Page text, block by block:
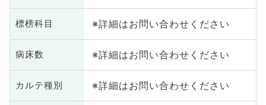
標榜科目 ※詳細はお問い合わせください
病床数 ※詳細はお問い合わせください
カルテ種別 ※詳細はお問い合わせください